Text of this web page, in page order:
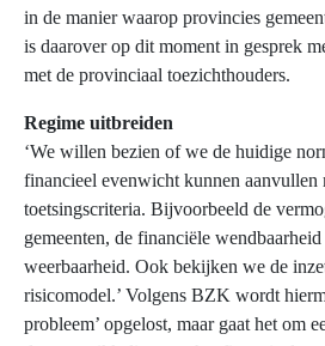
in de manier waarop provincies
is daarover op dit moment in gesprek
met de provinciaal toezichthouders.
Regime uitbreiden
‘We willen bezien of we de huidige
financieel evenwicht kunnen aanvullen
toetsingscriteria. Bijvoorbeeld de
gemeenten, de financiële
weerbaarheid. Ook bekijken we de
risicomodel.’ Volgens BZK wordt
probleem’ opgelost, maar gaat het om